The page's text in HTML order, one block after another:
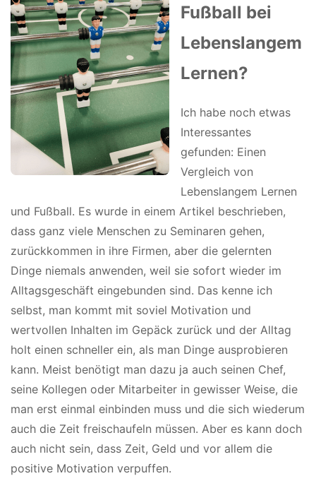
Fußball bei
Lebenslangem
Lernen?
Ich habe noch etwas
Interessantes
gefunden: Einen
Vergleich von
Lebenslangem Lernen
und Fußball. Es wurde in einem Artikel beschrieben,
dass ganz viele Menschen zu Seminaren gehen,
zurückkommen in ihre Firmen, aber die gelernten
Dinge niemals anwenden, weil sie sofort wieder im
Alltagsgeschäft eingebunden sind. Das kenne ich
selbst, man kommt mit soviel Motivation und
wertvollen Inhalten im Gepäck zurück und der Alltag
holt einen schneller ein, als man Dinge ausprobieren
kann. Meist benötigt man dazu ja auch seinen Chef,
seine Kollegen oder Mitarbeiter in gewisser Weise, die
man erst einmal einbinden muss und die sich wiederum
auch die Zeit freischaufeln müssen. Aber es kann doch
auch nicht sein, dass Zeit, Geld und vor allem die
positive Motivation verpuffen.